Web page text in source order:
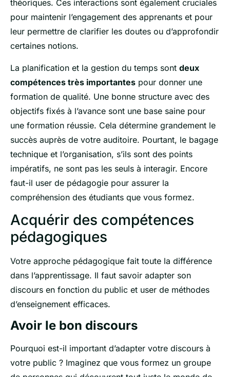
théoriques. Ces interactions sont également cruciales
pour maintenir l’engagement des apprenants et pour
leur permettre de clarifier les doutes ou d’approfondir
certaines notions.
La planification et la gestion du temps sont deux
compétences très importantes pour donner une
formation de qualité. Une bonne structure avec des
objectifs fixés à l’avance sont une base saine pour
une formation réussie. Cela détermine grandement le
succès auprès de votre auditoire. Pourtant, le bagage
technique et l’organisation, s’ils sont des points
impératifs, ne sont pas les seuls à interagir. Encore
faut-il user de pédagogie pour assurer la
compréhension des étudiants que vous formez.
Acquérir des compétences
pédagogiques
Votre approche pédagogique fait toute la différence
dans l’apprentissage. Il faut savoir adapter son
discours en fonction du public et user de méthodes
d’enseignement efficaces.
Avoir le bon discours
Pourquoi est-il important d’adapter votre discours à
votre public ? Imaginez que vous formez un groupe